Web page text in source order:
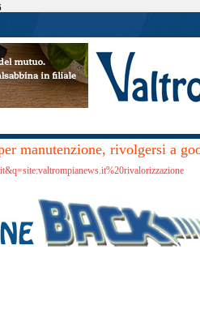
manutenzione, rivolgersi a